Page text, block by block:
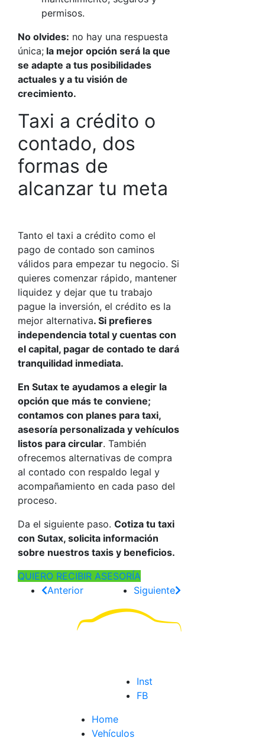
permisos.
No olvides: no hay una respuesta
única; la mejor opción será la que
se adapte a tus posibilidades
actuales y a tu visión de
crecimiento.
Taxi a crédito o
contado, dos
formas de
alcanzar tu meta
Tanto el taxi a crédito como el
pago de contado son caminos
válidos para empezar tu negocio. Si
quieres comenzar rápido, mantener
liquidez y dejar que tu trabajo
pague la inversión, el crédito es la
mejor alternativa. Si prefieres
independencia total y cuentas con
el capital, pagar de contado te dará
tranquilidad inmediata.
En Sutax te ayudamos a elegir la
opción que más te conviene;
contamos con planes para taxi,
asesoría personalizada y vehículos
listos para circular. También
ofrecemos alternativas de compra
al contado con respaldo legal y
acompañamiento en cada paso del
proceso.
Da el siguiente paso. Cotiza tu taxi
con Sutax, solicita información
sobre nuestros taxis y beneficios.
QUIERO RECIBIR ASESORÍA
Anterior
Siguiente
Inst
FB
Home
Vehículos